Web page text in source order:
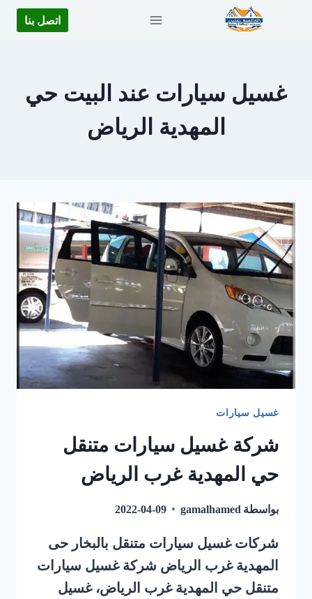
اتصل بنا
غسيل سيارات عند البيت حي
المهدية الرياض
غسيل سيارات
شركة غسيل سيارات متنقل
حي المهدية غرب الرياض
بواسطة gamalhamed
2022-04-09
شركات غسيل سيارات متنقل بالبخار حى
المهدية غرب الرياض شركة غسيل سيارات
متنقل حي المهدية غرب الرياض، غسيل